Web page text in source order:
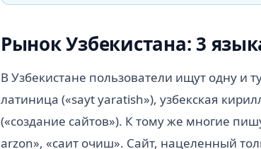
Рынок Узбекистана: 3
В Узбекистане пользователи ищут одну и
латиница («sayt yaratish»), узбекская
(«создание сайтов»). К тому же многие
arzon», «саит очиш». Сайт, нацеленный